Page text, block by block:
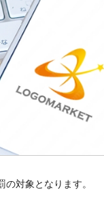
対象となります。